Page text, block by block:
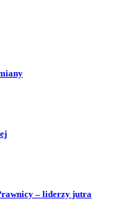
– liderzy jutra